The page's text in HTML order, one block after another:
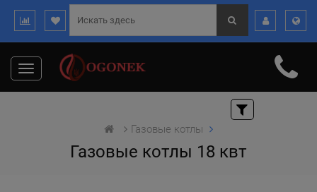
Toggle
navigation
Газовые котлы
Газовые котлы 18 квт